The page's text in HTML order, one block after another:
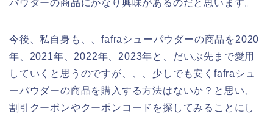
パウダーの商品にかなり興味があるのだと思います。
今後、私自身も、、fafraシューパウダーの商品を2020
年、2021年、2022年、2023年と、だいぶ先まで愛用
していくと思うのですが、、、少しでも安くfafraシュ
ーパウダーの商品を購入する方法はないか？と思い、
割引クーポンやクーポンコードを探してみることにし